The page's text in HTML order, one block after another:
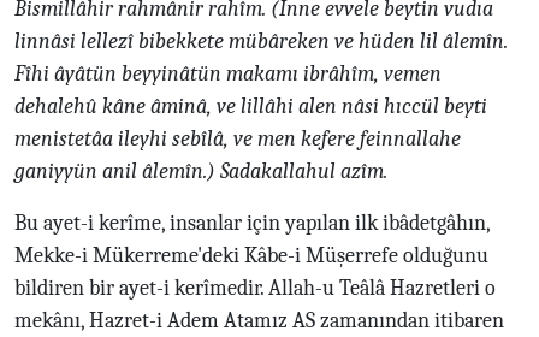
Bismillâhir rahmânir rahîm. (İnne evvele beytin vudıa
linnâsi lellezî bibekkete mübâreken ve hüden lil âlemîn.
Fîhi âyâtün beyyinâtün makamı ibrâhîm, vemen
dehalehû kâne âminâ, ve lillâhi alen nâsi hıccül beyti
menistetâa ileyhi sebîlâ, ve men kefere feinnallahe
ganiyyün anil âlemîn.) Sadakallahul azîm.
Bu ayet-i kerîme, insanlar için yapılan ilk ibâdetgâhın,
Mekke-i Mükerreme'deki Kâbe-i Müşerrefe olduğunu
bildiren bir ayet-i kerîmedir. Allah-u Teâlâ Hazretleri o
mekânı, Hazret-i Adem Atamız AS zamanından itibaren